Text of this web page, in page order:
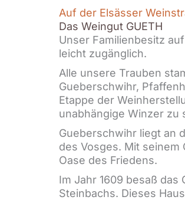
Auf der Elsässer
Das Weingut GUETH
Unser Familienbesitz
leicht zugänglich.
Alle unsere Trauben
Gueberschwihr,
Etappe der
unabhängige Winzer zu
Gueberschwihr liegt an
des Vosges. Mit seinem
Oase des Friedens.
Im Jahr 1609 besaß
Steinbachs. Dieses